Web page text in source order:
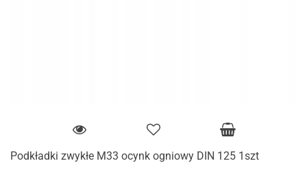
Podkładki zwykłe M33 ocynk ogniowy DIN 125 1szt